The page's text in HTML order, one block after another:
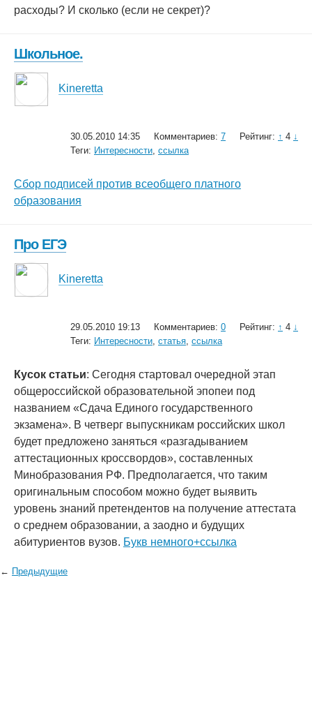
расходы? И сколько (если не секрет)?
Школьное.
Kineretta
30.05.2010 14:35 Комментариев: 7 Рейтинг: ↑ 4 ↓
Теги: Интересности, ссылка
Сбор подписей против всеобщего платного
образования
Про ЕГЭ
Kineretta
29.05.2010 19:13 Комментариев: 0 Рейтинг: ↑ 4 ↓
Теги: Интересности, статья, ссылка
Кусок статьи: Сегодня стартовал очередной этап
общероссийской образовательной эпопеи под
названием «Сдача Единого государственного
экзамена». В четверг выпускникам российских школ
будет предложено заняться «разгадыванием
аттестационных кроссвордов», составленных
Минобразования РФ. Предполагается, что таким
оригинальным способом можно будет выявить
уровень знаний претендентов на получение аттестата
о среднем образовании, а заодно и будущих
абитуриентов вузов. Букв немного+ссылка
← Предыдущие